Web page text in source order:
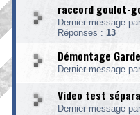
raccord goulot-
Dernier message par
Réponses : 13
Démontage
Dernier message par
Video test
Dernier message par